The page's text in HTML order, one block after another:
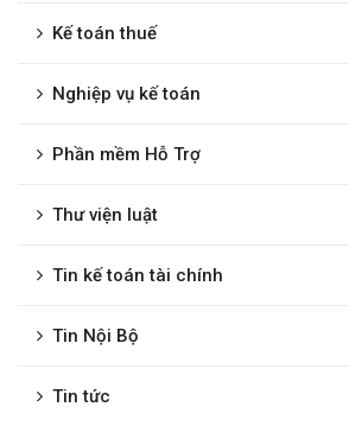
Kế toán thuế
Nghiệp vụ kế toán
Phần mềm Hỗ Trợ
Thư viện luật
Tin kế toán tài chính
Tin Nội Bộ
Tin tức